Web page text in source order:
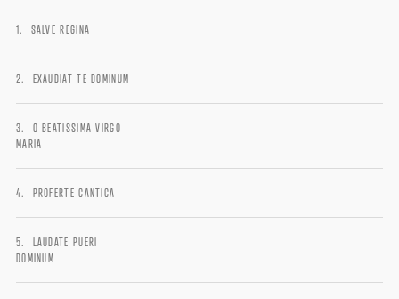
SALVE REGINA
EXAUDIAT TE DOMINUM
O BEATISSIMA VIRGO
MARIA
PROFERTE CANTICA
LAUDATE PUERI
DOMINUM